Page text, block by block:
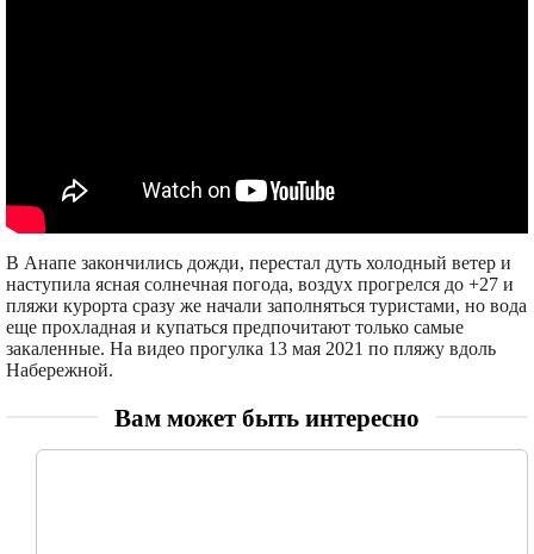
В Анапе закончились дожди, перестал дуть холодный ветер и
наступила ясная солнечная погода, воздух прогрелся до +27 и
пляжи курорта сразу же начали заполняться туристами, но вода
еще прохладная и купаться предпочитают только самые
закаленные. На видео прогулка 13 мая 2021 по пляжу вдоль
Набережной.
Вам может быть интересно